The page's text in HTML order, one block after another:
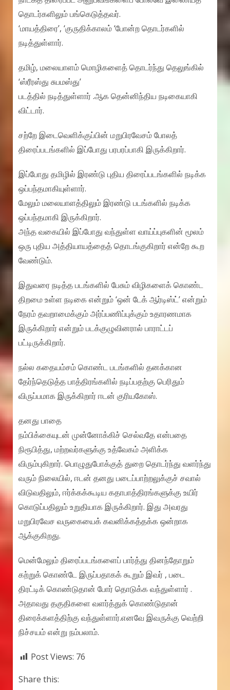
தொடர்களிலும் பங்கெடுத்தவர்.
‘மாயத்திரை’, ‘குருதிக்காலம் ‘போன்ற தொடர்களில்
நடித்துள்ளார்.
தமிழ், மலையாளம் மொழிகளைத் தொடர்ந்து தெலுங்கில்
‘ஸ்ரீரஸ்து சுபமஸ்து’
படத்தில் நடித்துள்ளார் .ஆக தென்னிந்திய நடிகையாகி
விட்டார்.
சற்றே இடைவெளிக்குப்பின் மறுபிரவேசம் போலத்
திரைப்படங்களில் இப்போது பரபரப்பாகி இருக்கிறார்.
இப்போது தமிழில் இரண்டு புதிய திரைப்படங்களில் நடிக்க
ஒப்பந்தமாகியுள்ளார்.
மேலும் மலையாளத்திலும் இரண்டு படங்களில் நடிக்க
ஒப்பந்தமாகி இருக்கிறார்.
அந்த வகையில் இப்போது வந்துள்ள வாய்ப்புகளின் மூலம்
ஒரு புதிய அத்தியாயத்தைத் தொடங்குகிறார் என்றே கூற
வேண்டும்.
இதுவரை நடித்த படங்களில் பேசும் விழிகளைக் கொண்ட
திறமை உள்ள நடிகை என்றும் ‘ஒன் டேக் ஆர்டிஸ்ட்’ என்றும்
நேரம் தவறாமைக்கும் அர்ப்பணிப்புக்கும் உதாரணமாக
இருக்கிறார் என்றும் படக்குழுவினரால் பாராட்டப்
பட்டிருக்கிறார்.
நல்ல கதையம்சம் கொண்ட படங்களில் தனக்கான
தேர்ந்தெடுத்த பாத்திரங்களில் நடிப்பதற்கு பெரிதும்
விருப்பமாக இருக்கிறார் ஈடன் குரியகோஸ்.
தனது பாதை
நம்பிக்கையுடன் முன்னோக்கிச் செல்வதே என்பதை
நிரூபித்து, மற்றவர்களுக்கு உத்வேகம் அளிக்க
விரும்புகிறார். பொழுதுபோக்குத் துறை தொடர்ந்து வளர்ந்து
வரும் நிலையில், ஈடன் தனது படைப்பாற்றலுக்குச் சவால்
விடுவதிலும், ஈர்க்கக்கூடிய கதாபாத்திரங்களுக்கு உயிர்
கொடுப்பதிலும் உறுதியாக இருக்கிறார். இது அவரது
மறுபிரவேச வருகையைக் கவனிக்கத்தக்க ஒன்றாக
ஆக்குகிறது.
மென்மேலும் திரைப்படங்களைப் பார்த்து தினந்தோறும்
கற்றுக் கொண்டே இருப்பதாகக் கூறும் இவர் , படை
திரட்டிக் கொண்டுதான் போர் தொடுக்க வந்துள்ளார் .
அதாவது தகுதிகளை வளர்த்துக் கொண்டுதான்
திரைக்களத்திற்கு வந்துள்ளார்.எனவே இவருக்கு வெற்றி
நிச்சயம் என்று நம்பலாம்.
Post Views: 76
Share this: